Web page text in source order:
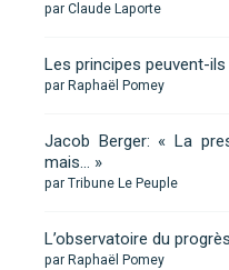
par Claude Laporte
Les principes peuvent-
par Raphaël Pomey
Jacob Berger: « La
mais… »
par Tribune Le Peuple
L’observatoire du
par Raphaël Pomey